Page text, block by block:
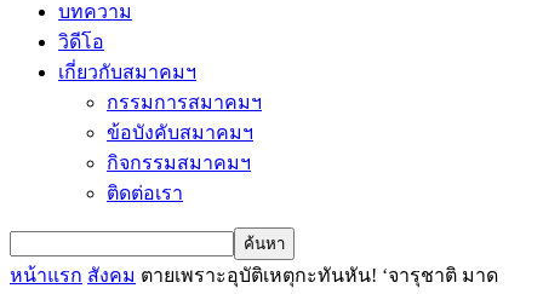
บทความ
วิดีโอ
เกี่ยวกับสมาคมฯ
กรรมการสมาคมฯ
ข้อบังคับสมาคมฯ
กิจกรรมสมาคมฯ
ติดต่อเรา
หน้าแรก สังคม ตายเพราะอุบัติเหตุกะทันหัน! ‘จารุชาติ มาด